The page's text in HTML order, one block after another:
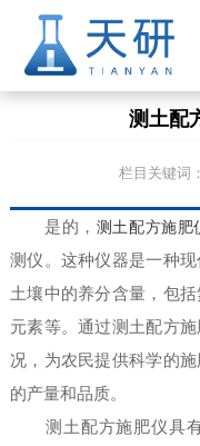
测土配
栏目关键词
是的， 测土配方施肥
测仪。这种仪器是一种
土壤中的养分含量，包
元素等。通过测土配方
况，为农民提供科学的
的产量和品质。
测土配方施肥仪具有